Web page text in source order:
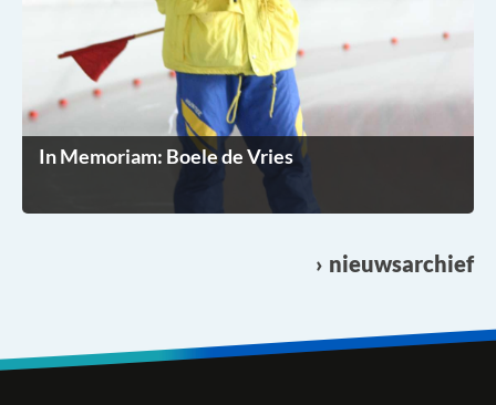
In Memoriam: Boele de Vries
nieuwsarchief